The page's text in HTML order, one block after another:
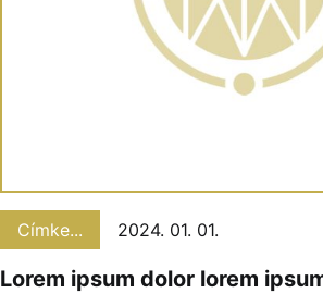
Címke... 2024. 01. 01.
Lorem ipsum dolor lorem